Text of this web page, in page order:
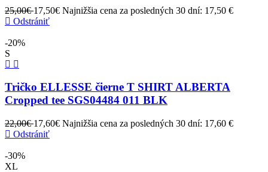
25,00€17,50€ Najnižšia cena za posledných 30 dní: 17,50 €
Odstrániť
-20%
S
Tričko ELLESSE čierne T SHIRT ALBERTA
Cropped tee SGS04484 011 BLK
22,00€17,60€ Najnižšia cena za posledných 30 dní: 17,60 €
Odstrániť
-30%
XL